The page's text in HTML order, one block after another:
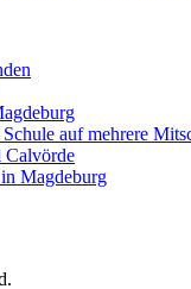
auf mehrere
Calvörde
Magdeburg